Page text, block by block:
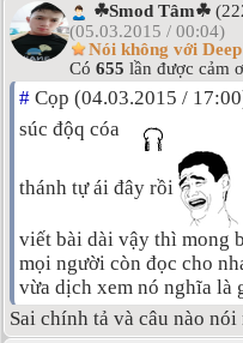
☘Smod Tâm☘
(05.03.2015 / 00:04)
Nói không với
Có 655 lần được cảm
# Cọp (04.03.2015 /
súc độq cóa
thánh tự ái đây rồi
viết bài dài vậy thì mong
mọi người còn đọc cho
vừa dịch xem nó nghĩa là
Sai chính tả và câu nào nói